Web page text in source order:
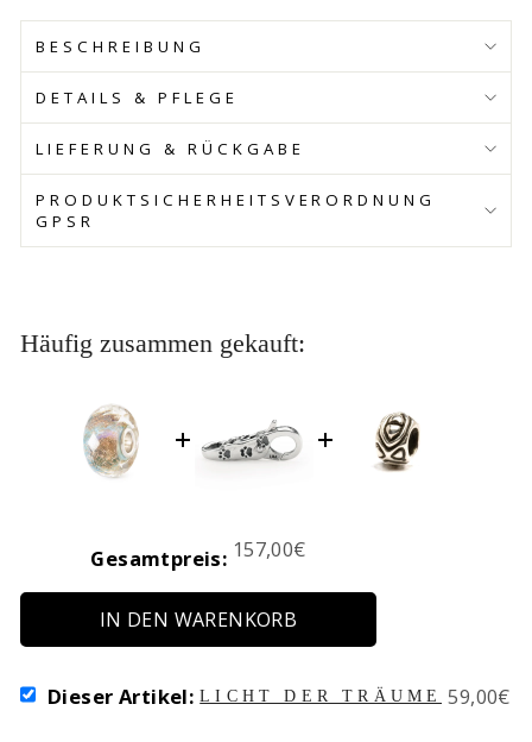
BESCHREIBUNG
DETAILS & PFLEGE
LIEFERUNG & RÜCKGABE
PRODUKTSICHERHEITSVERORDNUNG
GPSR
Häufig zusammen gekauft:
Gesamtpreis: Price
157,00€
IN DEN WARENKORB
SELECT
Dieser Artikel: LICHT DER TRÄUME Price
59,00€